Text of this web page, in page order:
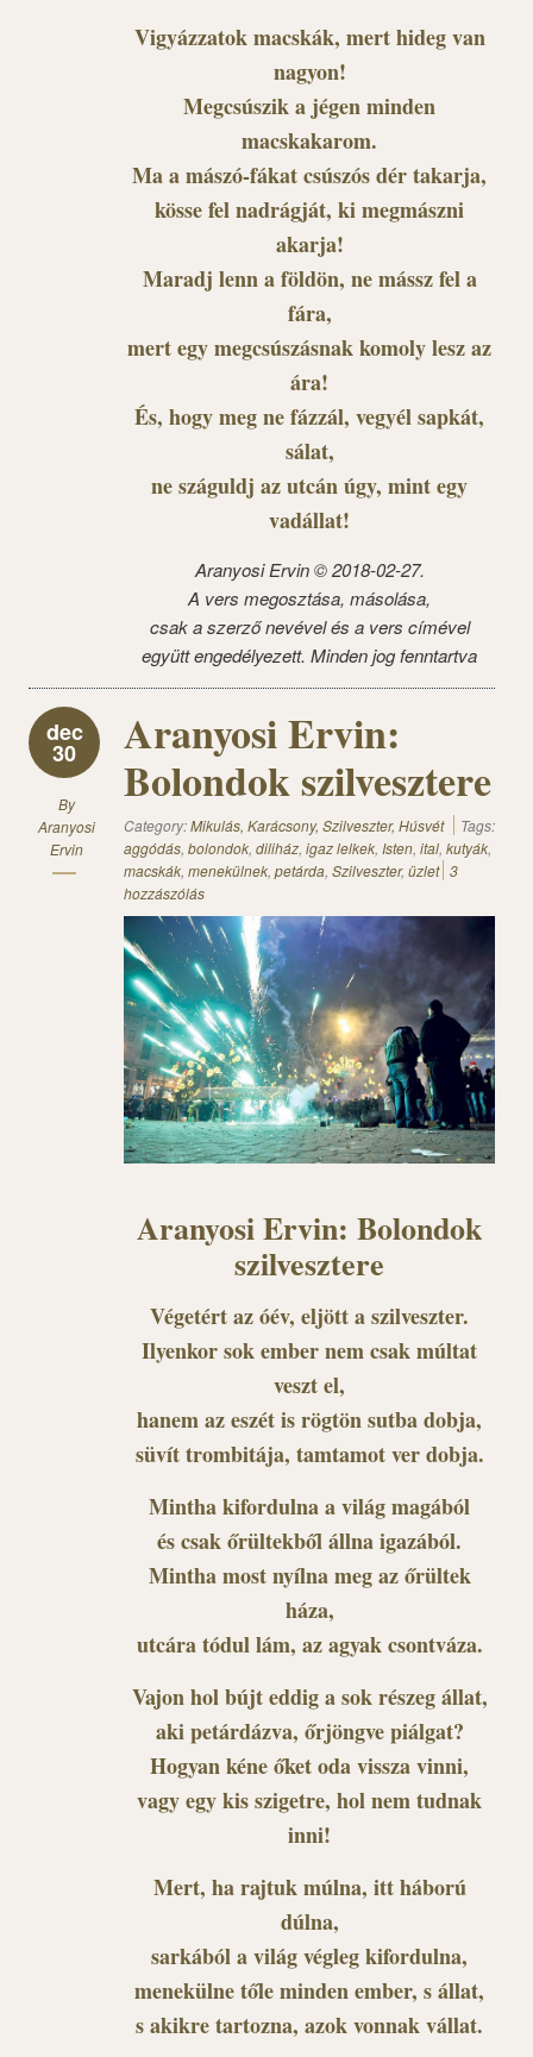
Vigyázzatok macskák, mert hideg van
nagyon!
Megcsúszik a jégen minden
macskakarom.
Ma a mászó-fákat csúszós dér takarja,
kösse fel nadrágját, ki megmászni
akarja!
Maradj lenn a földön, ne mássz fel a
fára,
mert egy megcsúszásnak komoly lesz az
ára!
És, hogy meg ne fázzál, vegyél sapkát,
sálat,
ne száguldj az utcán úgy, mint egy
vadállat!
Aranyosi Ervin © 2018-02-27.
A vers megosztása, másolása,
csak a szerző nevével és a vers címével
együtt engedélyezett. Minden jog fenntartva
dec
30
By
Aranyosi
Ervin
Aranyosi Ervin:
Bolondok szilvesztere
Category:Mikulás, Karácsony, Szilveszter, Húsvét
Tags:
aggódás, bolondok, diliház, igaz lelkek, Isten, ital, kutyák,
macskák, menekülnek, petárda, Szilveszter, üzlet 3
hozzászólás
Aranyosi Ervin: Bolondok
szilvesztere
Végetért az óév, eljött a szilveszter.
Ilyenkor sok ember nem csak múltat
veszt el,
hanem az eszét is rögtön sutba dobja,
süvít trombitája, tamtamot ver dobja.
Mintha kifordulna a világ magából
és csak őrültekből állna igazából.
Mintha most nyílna meg az őrültek
háza,
utcára tódul lám, az agyak csontváza.
Vajon hol bújt eddig a sok részeg állat,
aki petárdázva, őrjöngve piálgat?
Hogyan kéne őket oda vissza vinni,
vagy egy kis szigetre, hol nem tudnak
inni!
Mert, ha rajtuk múlna, itt háború
dúlna,
sarkából a világ végleg kifordulna,
menekülne tőle minden ember, s állat,
s akikre tartozna, azok vonnak vállat.